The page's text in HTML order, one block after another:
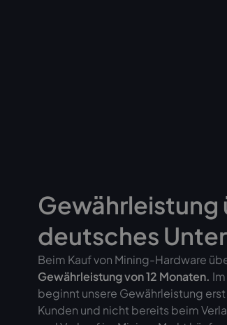
Gewährleistung
deutsches
Beim Kauf von Mining-Hardware
Gewährleistung von12 Monaten.
beginnt unsere Gewährleistung
Kunden und nicht bereits beim